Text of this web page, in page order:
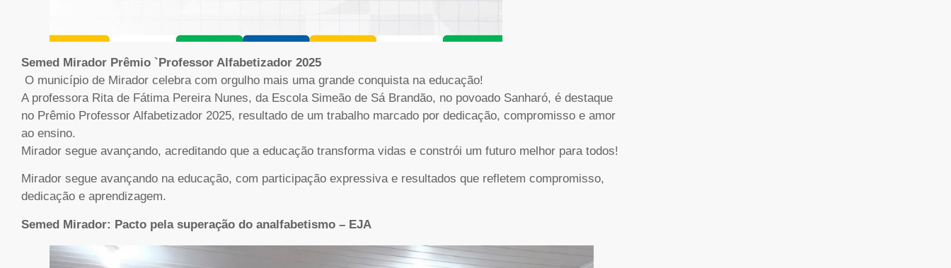
Semed Mirador Prêmio `Professor Alfabetizador 2025
​ O município de Mirador celebra com orgulho mais uma grande conquista na educação!
A professora Rita de Fátima Pereira Nunes, da Escola Simeão de Sá Brandão, no povoado Sanharó, é destaque
no Prêmio Professor Alfabetizador 2025, resultado de um trabalho marcado por dedicação, compromisso e amor
ao ensino.
Mirador segue avançando, acreditando que a educação transforma vidas e constrói um futuro melhor para todos!
Mirador segue avançando na educação, com participação expressiva e resultados que refletem compromisso,
dedicação e aprendizagem.
Semed Mirador: Pacto pela superação do analfabetismo – EJA